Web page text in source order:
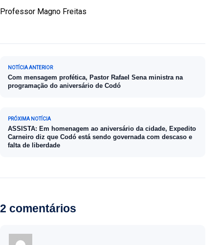
Professor Magno Freitas
Navegação de Post
NOTÍCIA ANTERIOR
Com mensagem profética, Pastor Rafael Sena ministra na
programação do aniversário de Codó
PRÓXIMA NOTÍCIA
ASSISTA: Em homenagem ao aniversário da cidade, Expedito
Carneiro diz que Codó está sendo governada com descaso e
falta de liberdade
2 comentários